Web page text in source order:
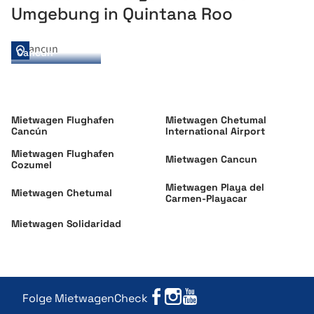
Ruinen von Tulum
Reserva de la Biosfera Sian Ka'an
Xcaret Park
Überlege es Dir also in Ruhe, denn mit dieser Regelung gehst
Du kein Risiko ein.
Umgebung in Quintana Roo
Cancun
Mietwagen Flughafen
Cancún
Mietwagen Chetumal
International Airport
Mietwagen Flughafen
Cozumel
Mietwagen Cancun
Mietwagen Chetumal
Mietwagen Playa del
Carmen-Playacar
Mietwagen Solidaridad
Folge MietwagenCheck